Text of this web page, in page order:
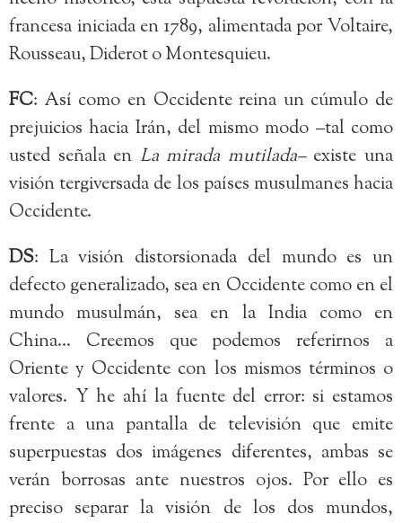
francesa iniciada en 1789, alimentada por Voltaire,
Rousseau, Diderot o Montesquieu.
FC: Así como en Occidente reina un cúmulo de
prejuicios hacia Irán, del mismo modo –tal como
usted señala en La mirada mutilada–existe una
visión tergiversada de los países musulmanes hacia
Occidente.
DS: La visión distorsionada del mundo es un
defecto generalizado, sea en Occidente como en el
mundo musulmán, sea en la India como en
China… Creemos que podemos referirnos a
Oriente y Occidente con los mismos términos o
valores. Y he ahí la fuente del error: si estamos
frente a una pantalla de televisión que emite
superpuestas dos imágenes diferentes, ambas se
verán borrosas ante nuestros ojos. Por ello es
preciso separar la visión de los dos mundos,